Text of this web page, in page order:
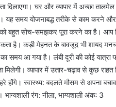
घर और व्यापार में अच्छा तालमेल
समय योजनाबद्ध तरीके से काम करने
बहुत सोच-समझकर पूरा करने का है। आप
है। कड़ी मेहनत के बावजूद भी शायद
आ गया है। लंबी दूरी की कोई यात्रा
व्यापार में उतार-चढ़ाव से कुछ
होंगे। स्वास्थ्य: बदलते मौसम से अपना
रंग: नीला, भाग्यशाली अंक: 3